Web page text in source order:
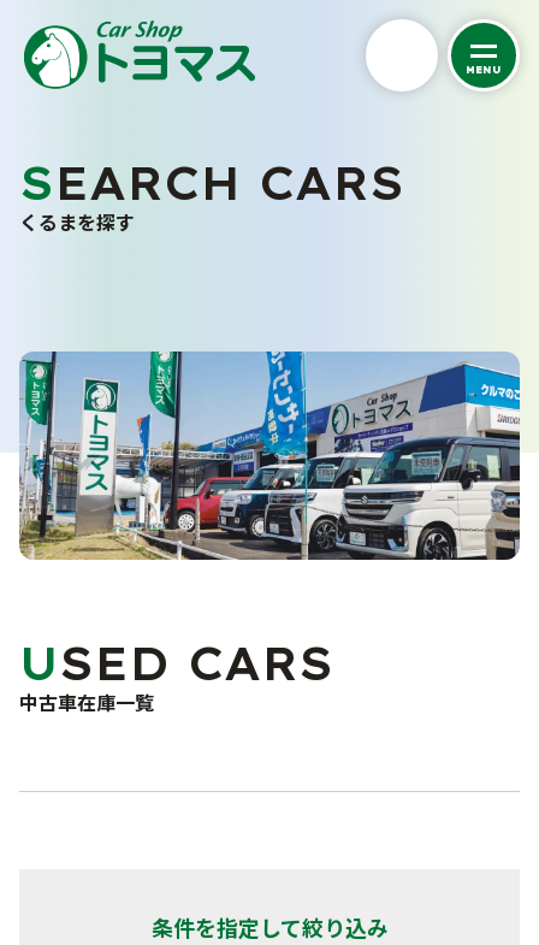
MENU
トヨマスクオリティ
お客さまの声
採用情報
くるまを探す
バリューパック
くるま買い取り査定
ご購入から納車まで
カーケア
車検
点検・一般修理
サポート
よくあるご質問
SEARCH CARS
くるまを探す
USED CARS
中古車在庫一覧
条件を指定して絞り込み